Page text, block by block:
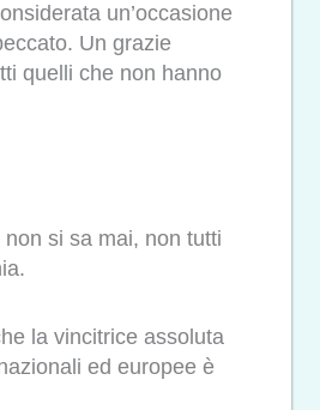
un’occasione
Un grazie
quelli che non hanno
si sa mai, non tutti
la vincitrice assoluta
ed europee è